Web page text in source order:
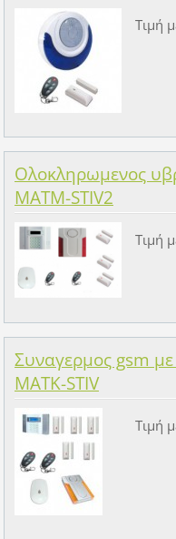
Τιμή
Ολοκληρωμενος
MATM-STIV2
Τιμή
Συναγερμος gsm
MATK-STIV
Τιμή